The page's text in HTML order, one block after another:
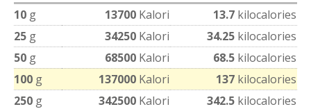
10 g 13700 Kalori 13.7 kilocalories
25 g 34250 Kalori 34.25 kilocalories
50 g 68500 Kalori 68.5 kilocalories
100 g 137000 Kalori 137 kilocalories
250 g 342500 Kalori 342.5 kilocalories